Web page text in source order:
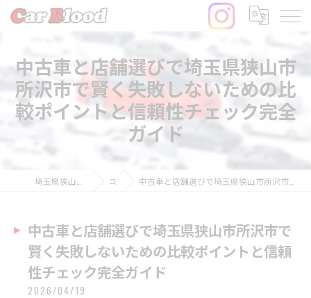
中古車と店舗選びで埼玉県狭山市
所沢市で賢く失敗しないための比
較ポイントと信頼性チェック完全
ガイド
コラム 中古車と店舗選びで埼玉県狭山市所沢市で賢く失敗しないための比較ポイントと信頼性チェック完全ガイド
中古車と店舗選びで埼玉県狭山市所沢市で
賢く失敗しないための比較ポイントと信頼
性チェック完全ガイド
2026/04/19